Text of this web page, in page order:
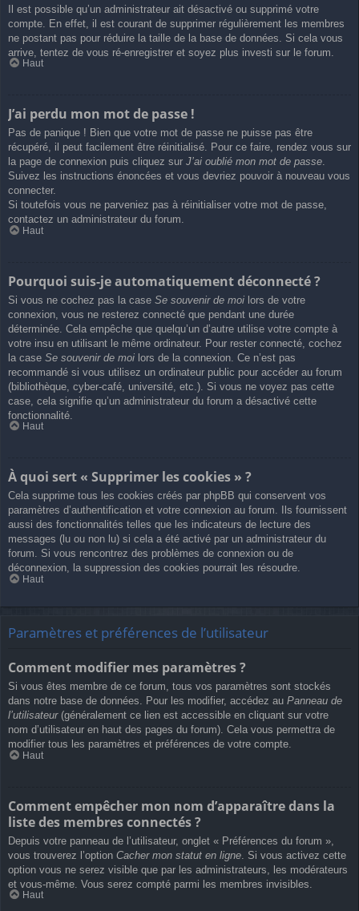
Il est possible qu’un administrateur ait désactivé ou supprimé votre
compte. En effet, il est courant de supprimer régulièrement les membres
ne postant pas pour réduire la taille de la base de données. Si cela vous
arrive, tentez de vous ré-enregistrer et soyez plus investi sur le forum.
Haut
J’ai perdu mon mot de passe !
Pas de panique ! Bien que votre mot de passe ne puisse pas être
récupéré, il peut facilement être réinitialisé. Pour ce faire, rendez vous sur
la page de connexion puis cliquez sur J’ai oublié mon mot de passe.
Suivez les instructions énoncées et vous devriez pouvoir à nouveau vous
connecter.
Si toutefois vous ne parveniez pas à réinitialiser votre mot de passe,
contactez un administrateur du forum.
Haut
Pourquoi suis-je automatiquement déconnecté ?
Si vous ne cochez pas la case Se souvenir de moi lors de votre
connexion, vous ne resterez connecté que pendant une durée
déterminée. Cela empêche que quelqu’un d’autre utilise votre compte à
votre insu en utilisant le même ordinateur. Pour rester connecté, cochez
la case Se souvenir de moi lors de la connexion. Ce n’est pas
recommandé si vous utilisez un ordinateur public pour accéder au forum
(bibliothèque, cyber-café, université, etc.). Si vous ne voyez pas cette
case, cela signifie qu’un administrateur du forum a désactivé cette
fonctionnalité.
Haut
À quoi sert « Supprimer les cookies » ?
Cela supprime tous les cookies créés par phpBB qui conservent vos
paramètres d’authentification et votre connexion au forum. Ils fournissent
aussi des fonctionnalités telles que les indicateurs de lecture des
messages (lu ou non lu) si cela a été activé par un administrateur du
forum. Si vous rencontrez des problèmes de connexion ou de
déconnexion, la suppression des cookies pourrait les résoudre.
Haut
Paramètres et préférences de l’utilisateur
Comment modifier mes paramètres ?
Si vous êtes membre de ce forum, tous vos paramètres sont stockés
dans notre base de données. Pour les modifier, accédez au Panneau de
l’utilisateur(généralement ce lien est accessible en cliquant sur votre
nom d’utilisateur en haut des pages du forum). Cela vous permettra de
modifier tous les paramètres et préférences de votre compte.
Haut
Comment empêcher mon nom d’apparaître dans la
liste des membres connectés ?
Depuis votre panneau de l’utilisateur, onglet « Préférences du forum »,
vous trouverez l’option Cacher mon statut en ligne . Si vous activez cette
option vous ne serez visible que par les administrateurs, les modérateurs
et vous-même. Vous serez compté parmi les membres invisibles.
Haut